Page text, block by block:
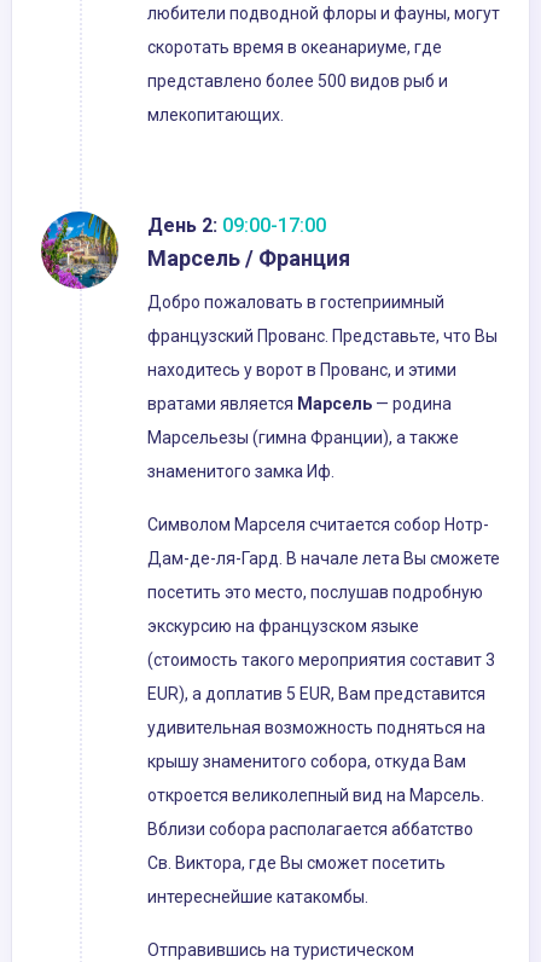
любители подводной флоры и фауны, могут
скоротать время в океанариуме, где
представлено более 500 видов рыб и
млекопитающих.
День 2: 09:00-17:00
Марсель / Франция
Добро пожаловать в гостеприимный
французский Прованс. Представьте, что Вы
находитесь у ворот в Прованс, и этими
вратами является Марсель — родина
Марсельезы (гимна Франции), а также
знаменитого замка Иф.
Символом Марселя считается собор Нотр-
Дам-де-ля-Гард. В начале лета Вы сможете
посетить это место, послушав подробную
экскурсию на французском языке
(стоимость такого мероприятия составит 3
EUR), а доплатив 5 EUR, Вам представится
удивительная возможность подняться на
крышу знаменитого собора, откуда Вам
откроется великолепный вид на Марсель.
Вблизи собора располагается аббатство
Св. Виктора, где Вы сможет посетить
интереснейшие катакомбы.
Отправившись на туристическом